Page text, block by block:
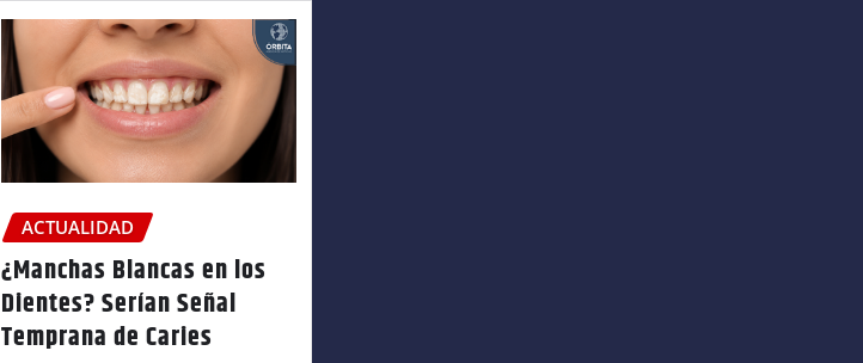
ACTUALIDAD
¿Manchas Blancas en los
Dientes? Serían Señal
Temprana de Caries